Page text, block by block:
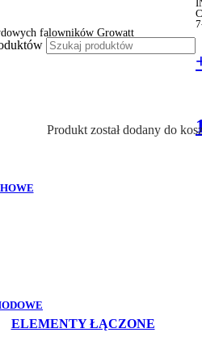
falowników Growatt
Produkt został dodany do
ELEMENTY ŁĄCZONE